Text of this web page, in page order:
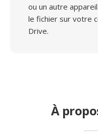
ou un autre
le fichier sur votre
Drive.
À